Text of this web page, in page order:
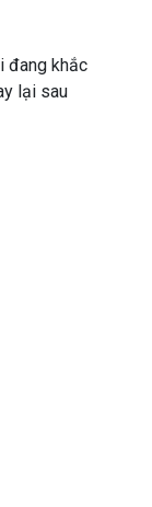
đang khắc
lại sau